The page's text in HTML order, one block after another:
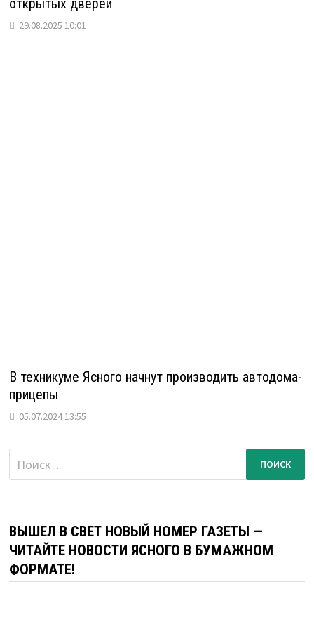
открытых дверей
29.08.2025 10:01
В техникуме Ясного начнут производить автодома-
прицепы
05.07.2024 13:55
Найти:
ВЫШЕЛ В СВЕТ НОВЫЙ НОМЕР ГАЗЕТЫ —
ЧИТАЙТЕ НОВОСТИ ЯСНОГО В БУМАЖНОМ
ФОРМАТЕ!